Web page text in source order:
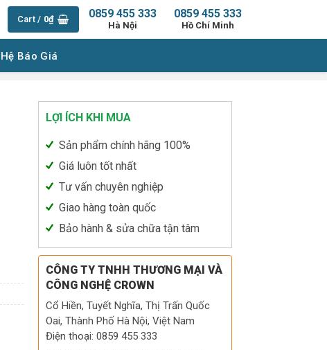
Cart / 0₫ 0859 455 333
Hồ Chí Minh
0859 455 333
Hà Nội
Báo Giá
quantity
LỢI ÍCH KHI MUA
Sản phẩm chính hãng 100%
Giá luôn tốt nhất
Tư vấn chuyên nghiệp
Giao hàng toàn quốc
Bảo hành & sửa chữa tận tâm
CÔNG TY TNHH THƯƠNG MẠI VÀ
CÔNG NGHỆ CROWN
Cổ Hiền, Tuyết Nghĩa, Thị Trấn Quốc
Oai, Thành Phố Hà Nội, Việt Nam
Điện thoại: 0859 455 333